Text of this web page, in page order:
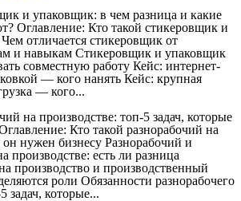
и упаковщик: в чем разница и какие
Оглавление: Кто такой стикеровщик и
отличается стикеровщик от
и навыкам Стикеровщик и упаковщик
совместную работу Кейс: интернет-
— кого нанять Кейс: крупная
— кого...
на производстве: топ-5 задач, которые
Кто такой разнорабочий на
он нужен бизнесу Разнорабочий и
производстве: есть ли разница
производство и производственный
роли Обязанности разнорабочего
задач, которые...